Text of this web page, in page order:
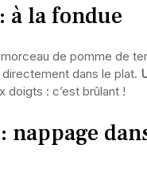
à la fondue
de pomme de
dans le plat.
doigts : c’est brûlant !
nappage